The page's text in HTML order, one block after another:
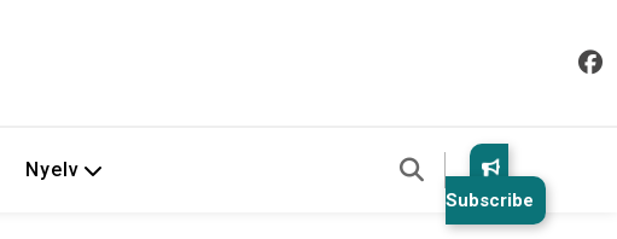
Nyelv
Subscribe